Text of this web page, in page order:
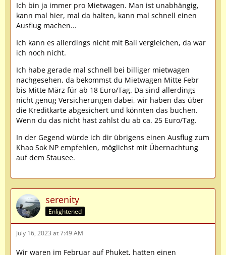
Ich bin ja immer pro Mietwagen. Man ist unabhängig,
kann mal hier, mal da halten, kann mal schnell einen
Ausflug machen...
Ich kann es allerdings nicht mit Bali vergleichen, da war
ich noch nicht.
Ich habe gerade mal schnell bei billiger mietwagen
nachgesehen, da bekommst du Mietwagen Mitte Febr
bis Mitte März für ab 18 Euro/Tag. Da sind allerdings
nicht genug Versicherungen dabei, wir haben das über
die Kreditkarte abgesichert und könnten das buchen.
Wenn du das nicht hast zahlst du ab ca. 25 Euro/Tag.
In der Gegend würde ich dir übrigens einen Ausflug zum
Khao Sok NP empfehlen, möglichst mit Übernachtung
auf dem Stausee.
serenity
Enlightened
July 16, 2023 at 7:49 AM
Wir waren im Februar auf Phuket, hatten einen